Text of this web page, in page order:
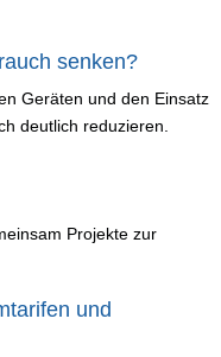
senken?
Geräten und den Einsatz
deutlich reduzieren.
Projekte zur
und